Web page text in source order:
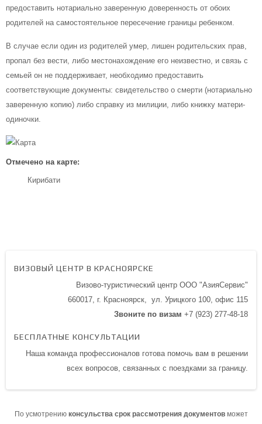
предоставить нотариально заверенную доверенность от обоих
родителей на самостоятельное пересечение границы ребенком.
В случае если один из родителей умер, лишен родительских прав,
пропал без вести, либо местонахождение его неизвестно, и связь с
семьей он не поддерживает, необходимо предоставить
соответствующие документы: свидетельство о смерти (нотариально
заверенную копию) либо справку из милиции, либо книжку матери-
одиночки.
Отмечено на карте:
Кирибати
ВИЗОВЫЙ ЦЕНТР В КРАСНОЯРСКЕ
Визово-туристический центр ООО "АзияСервис"
660017, г. Красноярск, ул. Урицкого 100, офис 115
Звоните по визам +7 (923) 277-48-18
БЕСПЛАТНЫЕ КОНСУЛЬТАЦИИ
Наша команда профессионалов готова помочь вам в решении
всех вопросов, связанных с поездками за границу.
По усмотрению консульства срок рассмотрения документовможет